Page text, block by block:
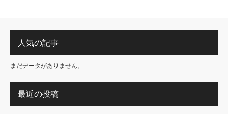
人気の記事
まだデータがありません。
最近の投稿